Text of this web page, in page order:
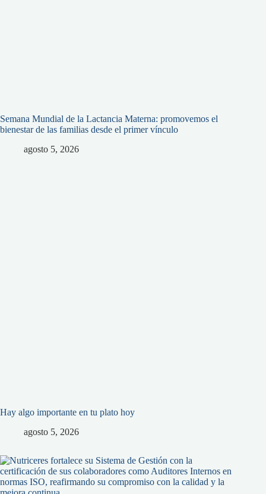
Semana Mundial de la Lactancia Materna: promovemos el
bienestar de las familias desde el primer vínculo
agosto 5, 2026
Hay algo importante en tu plato hoy
agosto 5, 2026